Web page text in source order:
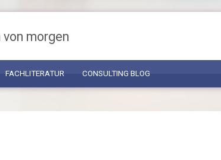
FACHLITERATUR CONSULTING BLOG
morgen